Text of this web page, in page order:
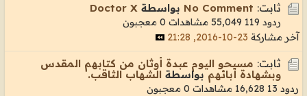
ثابت: No Comment بواسطة Doctor X
ردود 119 55,049 مشاهدات
0 معجبون
آخر مشاركة 23-10-2016, 21:28
ثابت: مسيحو اليوم عبدة أوثان من كتابهم المقدس
وبشهادة أبائهم بواسطة الشهاب الثاقب.
ردود 13 16,628 مشاهدات
0 معجبون